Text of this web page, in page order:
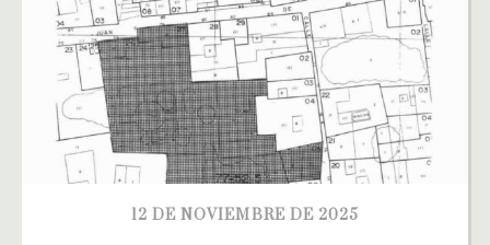
12 DE NOVIEMBRE DE 2025